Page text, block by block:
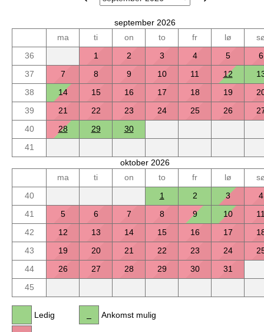
september 2026
ma
ti on to fr lø
36
1 2 3 4 5
6
37
7 8 9 10 11 12
38
14 15 16 17 18 19
39
21 22 23 24 25 26
40
28 29
30
41
oktober 2026
ma
ti on to fr lø
40
1 2 3
4
41
5 6 7 8 9 10
42
12 13 14 15 16 17
43
19 20 21 22 23 24
44
26 27 28 29 30
31
45
Ledig Ankomst mulig